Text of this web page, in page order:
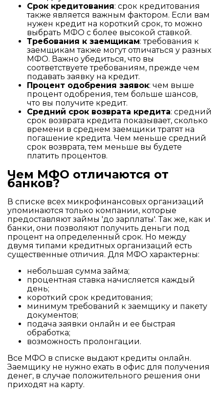
Срок кредитования: срок кредитования
также является важным фактором. Если вам
нужен кредит на короткий срок, то можно
выбрать МФО с более высокой ставкой.
Требования к заемщикам: требования к
заемщикам также могут отличаться у разных
МФО. Важно убедиться, что вы
соответствуете требованиям, прежде чем
подавать заявку на кредит.
Процент одобрения заявок: чем выше
процент одобрения, тем больше шансов,
что вы получите кредит.
Средний срок возврата кредита: средний
срок возврата кредита показывает, сколько
времени в среднем заемщики тратят на
погашение кредита. Чем меньше средний
срок возврата, тем меньше вы будете
платить процентов.
Чем МФО отличаются от
банков?
В списке всех микрофинансовых организаций
упоминаются только компании, которые
предоставляют займы 'до зарплаты'. Так же, как и
банки, они позволяют получить деньги под
процент на определенный срок. Но между
двумя типами кредитных организаций есть
существенные отличия. Для МФО характерны:
небольшая сумма займа;
процентная ставка начисляется каждый
день;
короткий срок кредитования;
минимум требований к заемщику и пакету
документов;
подача заявки онлайн и ее быстрая
обработка;
возможность пролонгации.
Все МФО в списке выдают кредиты онлайн.
Заемщику не нужно ехать в офис для получения
денег, в случае положительного решения они
приходят на карту.